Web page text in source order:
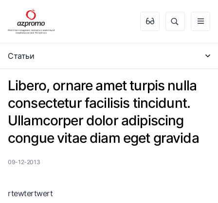
Статьи
Libero, ornare amet turpis nulla
consectetur facilisis tincidunt.
Ullamcorper dolor adipiscing
congue vitae diam eget gravida
09-12-2013
rtewtertwert